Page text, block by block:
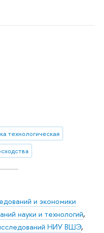
технологическая
и экономики
науки и технологий,
НИУ ВШЭ,